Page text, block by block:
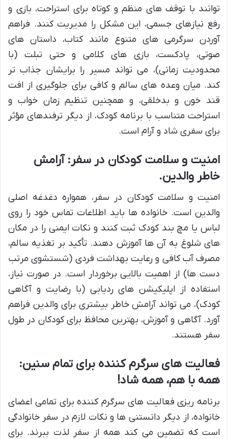
توانند با توقف های منظم و کوتاه برای استراحت، بازی و
رفع نیازهای جسمی، این مشکل را مدیریت کنند. فراهم
آوردن سرگرمی های متنوع مانند کتاب، داستان های
صوتی، پادکست، بازی های کلامی و حتی تبلت (با
محدودیت زمانی)، می تواند مسیر را برایشان جذاب تر
کند. میان وعده های سالم و کافی برای جلوگیری از افت
قند خون و بدخلقی، و همچنین تنظیم زمان خواب و
استراحت متناسب با برنامه کودک، از دیگر ترفندهای مؤثر
برای سفری شاد و آرام است.
امنیت و سلامت کودکان در سفر: آرامش
خاطر والدین.
امنیت و سلامت کودکان در سفر، همواره دغدغه اصلی
والدین است. خانواده ها باید اطلاعات تماس خود را روی
لباس یا مچ بند کودک ثبت کنند و نکات ایمنی را در مکان
های شلوغ به آن ها آموزش دهند. تأکید بر تغذیه سالم،
مصرف آب کافی و رعایت بهداشت فردی (شستشوی مرتب
دست ها) از اهمیت بالایی برخوردار است. در صورت نیاز،
استفاده از اپلیکیشن های ردیابی (با رضایت و آگاهی
کودک)، می تواند آرامش خاطر بیشتری برای والدین فراهم
آورد. آگاهی و آموزش، بهترین محافظ برای کودکان در طول
سفر هستند.
فعالیت های سرگرم کننده برای تمام سنین:
همه با هم، همه شاد!
برنامه ریزی فعالیت های سرگرم کننده برای تمامی اعضای
خانواده، از دیگر دانستنی ها و نکات لازم در سفر خانوادگی
است که تضمین می کند همه از سفر لذت ببرند. برای